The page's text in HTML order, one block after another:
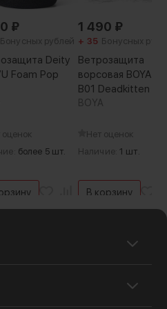
работы в полевых
₽
Бонусных рублей
Deity
Foam Pop
оценок
более 5 шт.
1 490 ₽
+ 35 Бонусных
Ветрозащита
ворсовая BOYA
B01 Deadkitten
BOYA
Нет оценок
Наличие: 1 шт.
В корзину